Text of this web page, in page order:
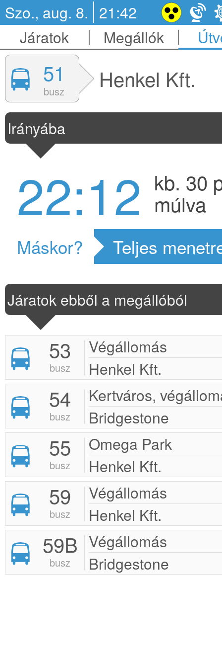
Szo., aug. 8. 21:42
Járatok
Megállók
51
busz Henkel Kft.
Irányába
22:12 kb. 30
múlva
Máskor? Teljes
Járatok ebből a megállóból
53
busz
Végállomás
Henkel Kft.
54
busz
Kertváros,
Bridgestone
55
busz
Omega Park
Henkel Kft.
59
busz
Végállomás
Henkel Kft.
59B
busz
Végállomás
Bridgestone